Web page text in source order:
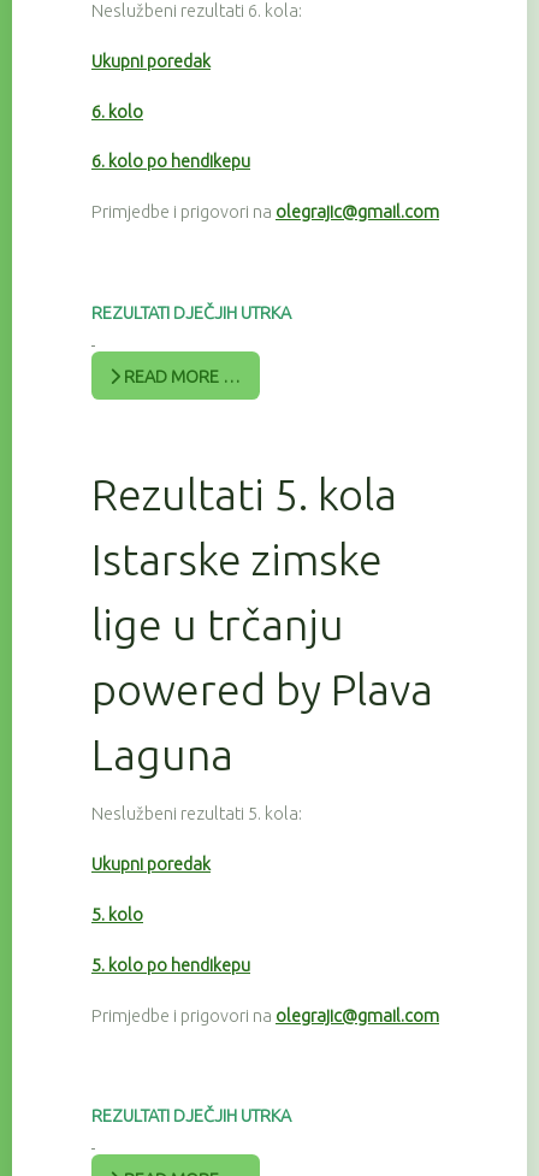
Neslužbeni rezultati 6. kola:
Ukupni poredak
6. kolo
6. kolo po hendikepu
Primjedbe i prigovori na olegrajic@gmail.com
REZULTATI DJEČJIH UTRKA
READ MORE …
Rezultati 5. kola
Istarske zimske
lige u trčanju
powered by Plava
Laguna
Neslužbeni rezultati 5. kola:
Ukupni poredak
5. kolo
5. kolo po hendikepu
Primjedbe i prigovori na olegrajic@gmail.com
REZULTATI DJEČJIH UTRKA